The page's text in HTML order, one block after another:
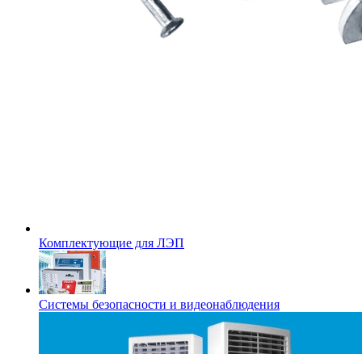
Комплектующие для ЛЭП
Системы безопасности и видеонаблюдения